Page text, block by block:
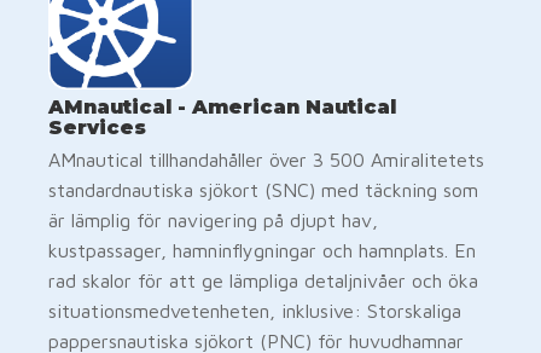
AMnautical - American Nautical
Services
AMnautical tillhandahåller över 3 500 Amiralitetets
standardnautiska sjökort (SNC) med täckning som
är lämplig för navigering på djupt hav,
kustpassager, hamninflygningar och hamnplats. En
rad skalor för att ge lämpliga detaljnivåer och öka
situationsmedvetenheten, inklusive: Storskaliga
pappersnautiska sjökort (PNC) för huvudhamnar